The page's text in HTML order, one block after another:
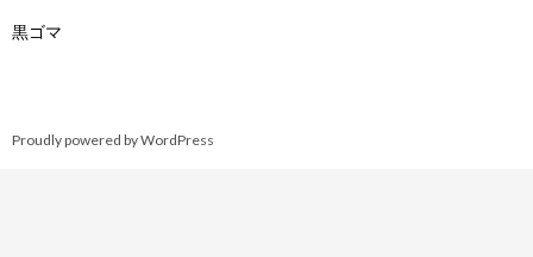
黒ゴマ
Proudly powered by WordPress